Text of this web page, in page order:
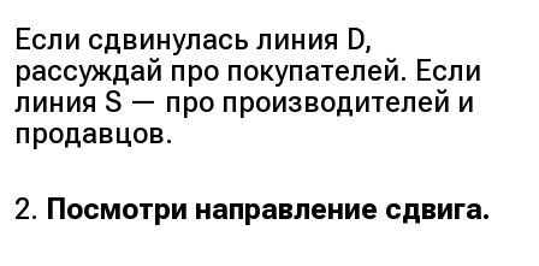
Если сдвинулась линия D,
рассуждай про покупателей. Если
линия S — про производителей и
продавцов.
2. Посмотри направление сдвига.